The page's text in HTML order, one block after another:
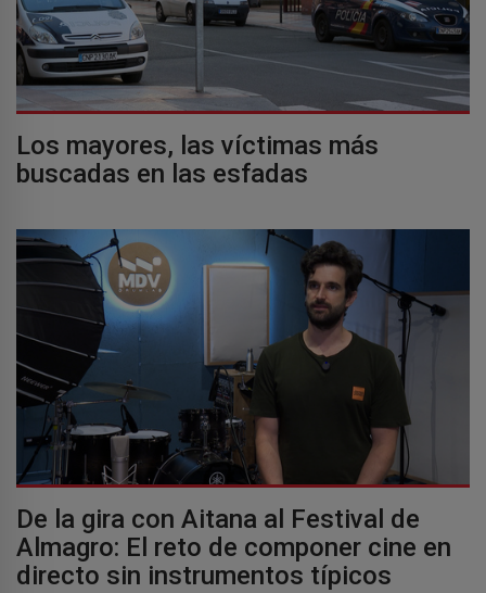
Los mayores, las víctimas más
buscadas en las esfadas
De la gira con Aitana al Festival de
Almagro: El reto de componer cine en
directo sin instrumentos típicos